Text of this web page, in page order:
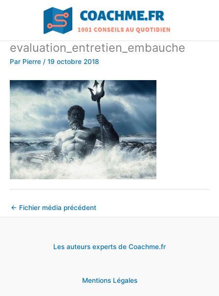
evaluation_entretien_embauche
Par Pierre / 19 octobre 2018
← Fichier média précédent
Les auteurs experts de Coachme.fr
Mentions Légales